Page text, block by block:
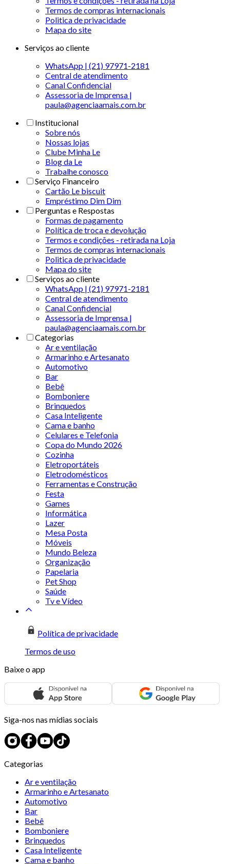
Termos de compras internacionais
Politica de privacidade
Mapa do site
Serviços ao cliente
WhatsApp | (21) 97971-2181
Central de atendimento
Canal Confidencial
Assessoria de Imprensa |
paula@agenciaamais.com.br
Institucional
Sobre nós
Nossas lojas
Clube Minha Le
Blog da Le
Trabalhe conosco
Serviço Financeiro
Cartão Le biscuit
Empréstimo Dim Dim
Perguntas e Respostas
Formas de pagamento
Política de troca e devolução
Termos e condições - retirada na Loja
Termos de compras internacionais
Politica de privacidade
Mapa do site
Serviços ao cliente
WhatsApp | (21) 97971-2181
Central de atendimento
Canal Confidencial
Assessoria de Imprensa |
paula@agenciaamais.com.br
Categorias
Ar e ventilação
Armarinho e Artesanato
Automotivo
Bar
Bebê
Bomboniere
Brinquedos
Casa Inteligente
Cama e banho
Celulares e Telefonia
Copa do Mundo 2026
Cozinha
Eletroportáteis
Eletrodomésticos
Ferramentas e Construção
Festa
Games
Informática
Lazer
Mesa Posta
Móveis
Mundo Beleza
Organização
Papelaria
Pet Shop
Saúde
Tv e Vídeo
Política de privacidade
Termos de uso
Baixe o app
Siga-nos nas mídias sociais
Categorias
Ar e ventilação
Armarinho e Artesanato
Automotivo
Bar
Bebê
Bomboniere
Brinquedos
Casa Inteligente
Cama e banho